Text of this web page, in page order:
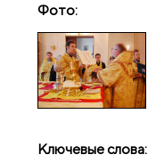
Фото:
Ключевые слова: